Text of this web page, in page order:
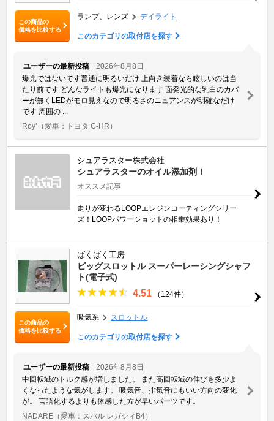
この商品の
価格を比較する
ランプ、レンズ デイライト
このカテゴリの取付店を探す
ユーザーの最新投稿
2026年8月8日
爆光ではないです普通に明るいだけ 上向き装着なら眩しいのは当
たり前です どんなライトも爆光になります 面発光的な乳白のカバ
ーが無くLEDがモロ見えなので明るさのニュアンスが明確なだけ
です 周囲の ...
Roy’ （愛車：トヨタ C-HR）
シュアラスター株式会社
シュアラスターのオイル添加剤！
オススメ記事
走りが変わるLOOPエンジンコーティングシリー
ズ！LOOPパワーショットの相乗効果あり！
この商品の
価格を比較する
ばくばく工房
ビッグスロットル スーパーレーシングシャフ
ト(電子式)
4.51 （124件）
吸気系 スロットル
このカテゴリの取付店を探す
ユーザーの最新投稿
2026年8月8日
中回転域のトルク感が増しました。 また高回転域の伸びも多少よ
くなったような気がします。 吸気音、排気音にもいい方向の変化
が。 言語化するよりも体感した方が早いパーツです。
NADARE （愛車：スバル レガシィB4）